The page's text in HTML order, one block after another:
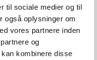
til sociale medier og til
også oplysninger om
vores partnere inden
og
kombinere disse